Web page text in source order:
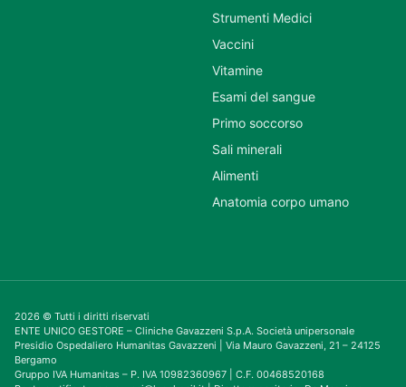
Strumenti Medici
Vaccini
Vitamine
Esami del sangue
Primo soccorso
Sali minerali
Alimenti
Anatomia corpo umano
2026 © Tutti i diritti riservati
ENTE UNICO GESTORE – Cliniche Gavazzeni S.p.A. Società unipersonale
Presidio Ospedaliero Humanitas Gavazzeni | Via Mauro Gavazzeni, 21 – 24125
Bergamo
Gruppo IVA Humanitas – P. IVA 10982360967 | C.F. 00468520168